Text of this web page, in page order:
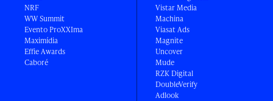
NRF
WW Summit
Evento ProXXIma
Maximídia
Effie Awards
Caboré
Vistar Media
Machina
Viasat Ads
Magnite
Uncover
Mude
RZK Digital
DoubleVerify
Adlook